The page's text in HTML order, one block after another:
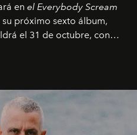
en el Everybody Scream
próximo sexto álbum,
el 31 de octubre, con